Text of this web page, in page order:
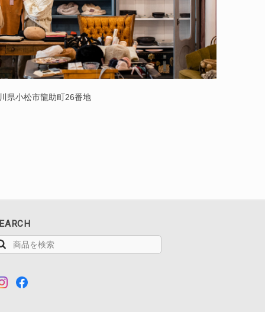
県小松市龍助町26番地